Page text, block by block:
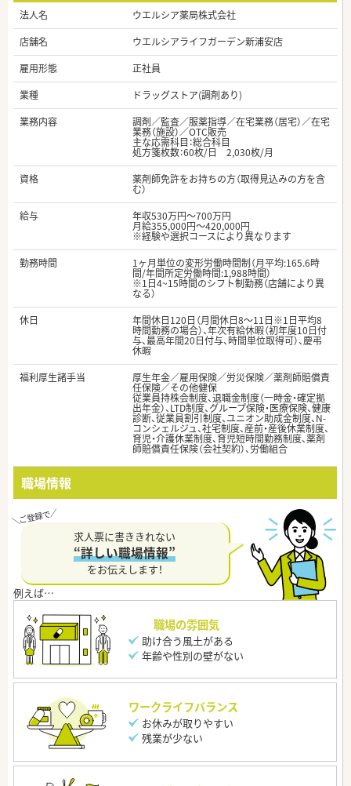
法人名
ウエルシア薬局株式会社
店舗名
ウエルシアライフガーデン新浦安店
雇用形態
正社員
業種
ドラッグストア(調剤あり)
業務内容
調剤／監査／服薬指導／在宅業務（居宅）／在宅
業務（施設）／OTC販売
主な応需科目：総合科目
処方箋枚数：60枚/日 2,030枚/月
資格
薬剤師免許をお持ちの方（取得見込みの方を含
む）
給与
年収530万円～700万円
月給355,000円～420,000円
※経験や選択コースにより異なります
勤務時間
1ヶ月単位の変形労働時間制（月平均:165.6時
間/年間所定労働時間:1,988時間）
※1日4~15時間のシフト制勤務（店舗により異
なる）
休日
年間休日120日（月間休日8～11日※1日平均8
時間勤務の場合）、年次有給休暇（初年度10日付
与、最高年間20日付与、時間単位取得可）、慶弔
休暇
福利厚生諸手当
厚生年金／雇用保険／労災保険／薬剤師賠償責
任保険／その他健保
従業員持株会制度、退職金制度（一時金・確定拠
出年金）、LTD制度、グループ保険・医療保険、健康
診断、従業員割引制度、ユニオン助成金制度、N-
コンシェルジュ、社宅制度、産前・産後休業制度、
育児・介護休業制度、育児短時間勤務制度、薬剤
師賠償責任保険（会社契約）、労働組合
職場情報
求人票に書ききれない
“詳しい職場情報”
をお伝えします！
職場の雰囲気
助け合う風土がある
年齢や性別の壁がない
ワークライフバランス
お休みが取りやすい
残業が少ない